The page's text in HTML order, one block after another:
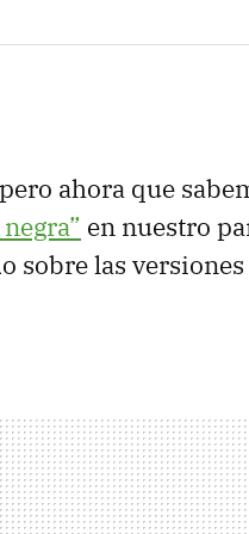
ahora que
en nuestro
sobre las